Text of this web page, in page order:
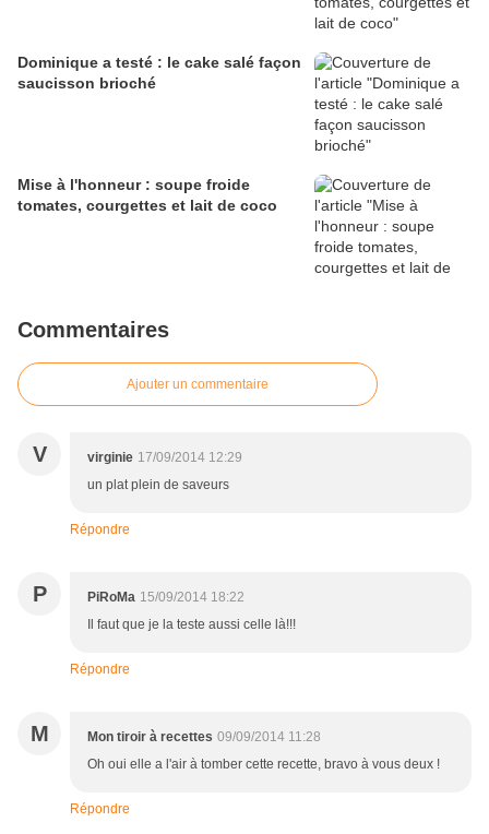
Dominique a testé : le cake salé façon
saucisson brioché
Mise à l'honneur : soupe froide
tomates, courgettes et lait de coco
Commentaires
Ajouter un commentaire
V virginie 17/09/2014 12:29
un plat plein de saveurs
Répondre
P PiRoMa 15/09/2014 18:22
Il faut que je la teste aussi celle là!!!
Répondre
M Mon tiroir à recettes 09/09/2014 11:28
Oh oui elle a l'air à tomber cette recette, bravo à vous deux !
Répondre